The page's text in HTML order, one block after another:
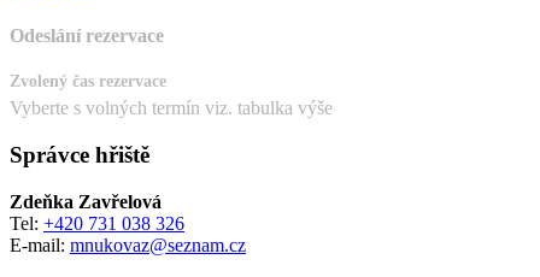
Odeslání rezervace
Zvolený čas rezervace
Vyberte s volných termín viz. tabulka výše
Správce hřiště
Zdeňka Zavřelová
Tel: +420 731 038 326
E-mail: mnukovaz@seznam.cz